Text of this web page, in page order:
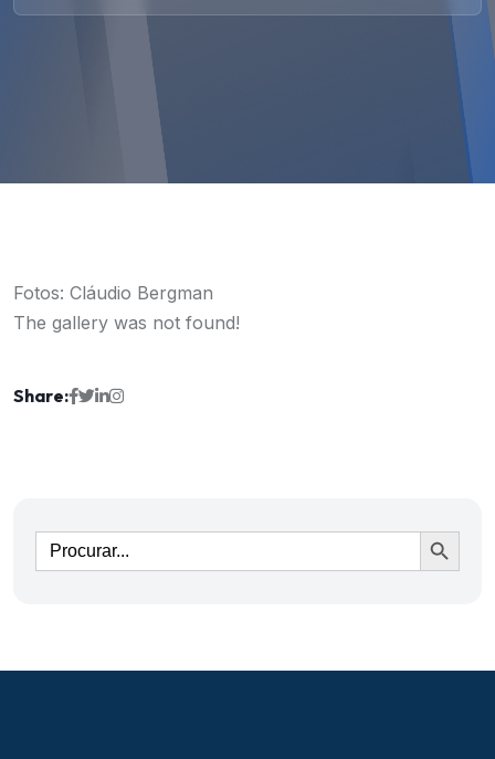
Fotos: Cláudio Bergman
The gallery was not found!
Share:
Ir